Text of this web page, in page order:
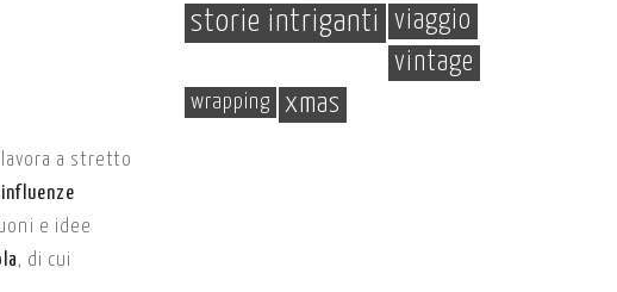
a stretto
influenze
e idee
, di cui
storie intriganti
viaggio
vintage
wrapping xmas